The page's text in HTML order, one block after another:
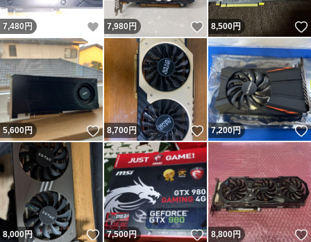
7,480 円 いいね！
7,980円 いいね！
8,500円
5,600円 いいね！
8,700円 いいね！
7,200円
8,000円 いいね！
7,500円 いいね！
8,800円